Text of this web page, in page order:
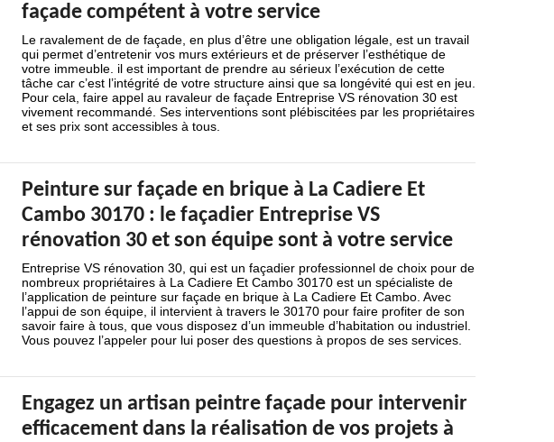
façade compétent à votre service
Le ravalement de de façade, en plus d’être une obligation légale, est un travail
qui permet d’entretenir vos murs extérieurs et de préserver l’esthétique de
votre immeuble. il est important de prendre au sérieux l’exécution de cette
tâche car c’est l’intégrité de votre structure ainsi que sa longévité qui est en jeu.
Pour cela, faire appel au ravaleur de façade Entreprise VS rénovation 30 est
vivement recommandé. Ses interventions sont plébiscitées par les propriétaires
et ses prix sont accessibles à tous.
Peinture sur façade en brique à La Cadiere Et
Cambo 30170 : le façadier Entreprise VS
rénovation 30 et son équipe sont à votre service
Entreprise VS rénovation 30, qui est un façadier professionnel de choix pour de
nombreux propriétaires à La Cadiere Et Cambo 30170 est un spécialiste de
l’application de peinture sur façade en brique à La Cadiere Et Cambo. Avec
l’appui de son équipe, il intervient à travers le 30170 pour faire profiter de son
savoir faire à tous, que vous disposez d’un immeuble d’habitation ou industriel.
Vous pouvez l’appeler pour lui poser des questions à propos de ses services.
Engagez un artisan peintre façade pour intervenir
efficacement dans la réalisation de vos projets à